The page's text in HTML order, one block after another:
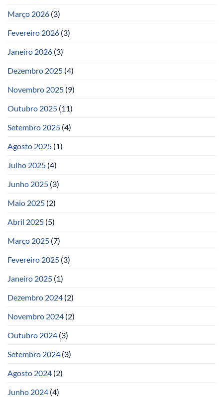
Março 2026 (3)
Fevereiro 2026 (3)
Janeiro 2026 (3)
Dezembro 2025 (4)
Novembro 2025 (9)
Outubro 2025 (11)
Setembro 2025 (4)
Agosto 2025 (1)
Julho 2025 (4)
Junho 2025 (3)
Maio 2025 (2)
Abril 2025 (5)
Março 2025 (7)
Fevereiro 2025 (3)
Janeiro 2025 (1)
Dezembro 2024 (2)
Novembro 2024 (2)
Outubro 2024 (3)
Setembro 2024 (3)
Agosto 2024 (2)
Junho 2024 (4)